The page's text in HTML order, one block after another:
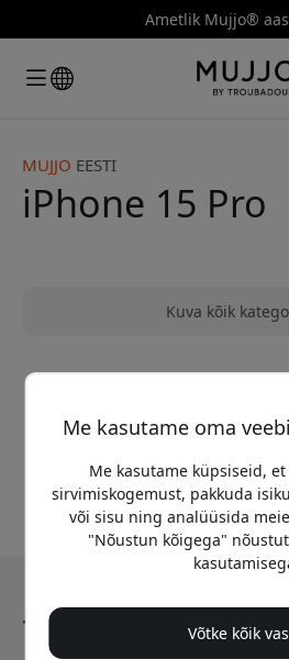
Ametlik Mujjo®
MUJJO EESTI
iPhone 15 Pro
Kuva kõik
Me ei leidnud ühtegi
Teave: Mujjo
Me kasutame oma
Me kasutame küpsiseid,
sirvimiskogemust, pakkuda
või sisu ning analüüsida
"Nõustun kõigega"
Võtke kõik